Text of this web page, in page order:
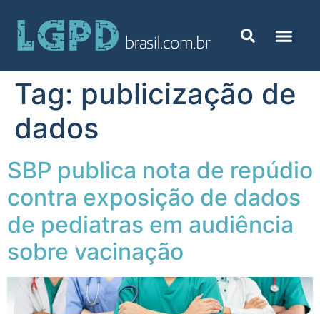
Tag: publicização de
dados
SBP publica nota de repúdio
contra exposição de dados
de pediatras em audiência
sobre vacinação